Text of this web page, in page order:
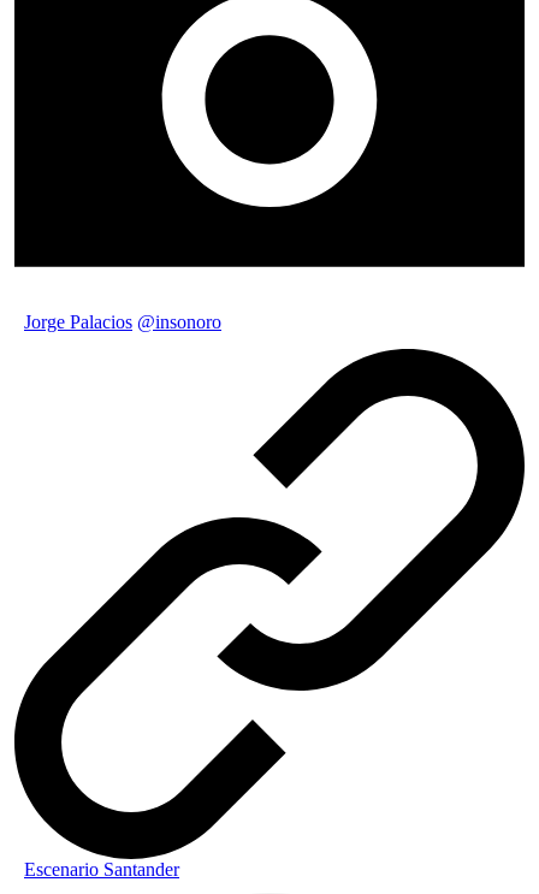
Jorge Palacios @insonoro
Escenario Santander